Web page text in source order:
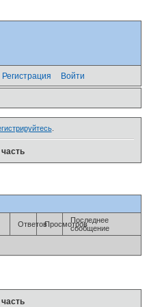
Регистрация Войти
.
ОтветовПросмотровПоследнее
сообщение